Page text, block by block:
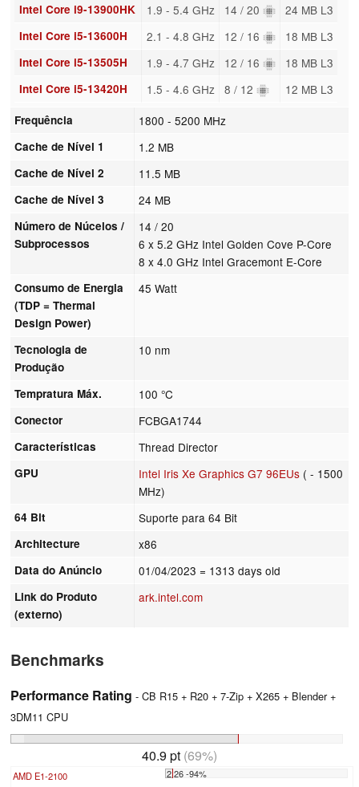
Intel Core i9-13900HK 1.9 - 5.4 GHz 14 / 20 24 MB L3
Intel Core i5-13600H 2.1 - 4.8 GHz 12 / 16 18 MB L3
Intel Core i5-13505H 1.9 - 4.7 GHz 12 / 16 18 MB L3
Intel Core i5-13420H 1.5 - 4.6 GHz 8 / 12 12 MB L3
Frequência 1800 - 5200 MHz
Cache de Nível 1 1.2 MB
Cache de Nível 2 11.5 MB
Cache de Nível 3 24 MB
Número de Núcelos /
Subprocessos
14 / 20
6 x 5.2 GHz Intel Golden Cove P-Core
8 x 4.0 GHz Intel Gracemont E-Core
Consumo de Energia
(TDP = Thermal
Design Power)
45 Watt
Tecnologia de
Produção
10 nm
Tempratura Máx. 100 °C
Conector FCBGA1744
Características Thread Director
GPU Intel Iris Xe Graphics G7 96EUs ( - 1500
MHz)
64 Bit Suporte para 64 Bit
Architecture x86
Data do Anúncio 01/04/2023 = 1313 days old
Link do Produto
(externo)
ark.intel.com
Benchmarks
Performance Rating - CB R15 + R20 + 7-Zip + X265 + Blender +
3DM11 CPU
40.9 pt (69%)
AMD E1-2100 2.26 -94%